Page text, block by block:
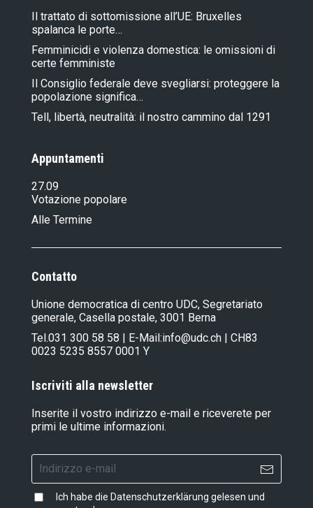
Il trattato di sottomissione all’UE: Bruxelles
spalanca le porte…
Femminicidi e violenza domestica: le omissioni di
certe femministe
Il Consiglio federale deve svegliarsi: proteggere la
popolazione significa…
Tell, libertà, neutralità: il nostro cammino dal 1291
Appuntamenti
27.09
Votazione popolare
Alle Termine
Contatto
Unione democratica di centro UDC, Segretariato
generale, Casella postale, 3001 Berna
Tel.031 300 58 58 | E-Mail:info@udc.ch | CH83
0023 5235 8557 0001 Y
Iscriviti alla newsletter
Inserite il vostro indirizzo e-mail e riceverete per
primi le ultime informazioni.
Ich habe die Datenschutzerklärung gelesen und